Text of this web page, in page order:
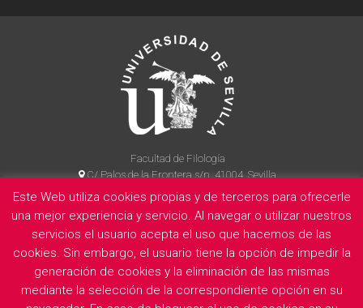
Facultad de Filología
C/ Palos de la Frontera s/n, 41004, Sevilla
954 55 14 90
La Facultad Información legal Politica de privacidad Cookies
E
Este Web utiliza cookies propias y de terceros para ofrecerle
una mejor experiencia y servicio. Al navegar o utilizar nuestros
servicios el usuario acepta el uso que hacemos de las
cookies. Sin embargo, el usuario tiene la opción de impedir la
generación de cookies y la eliminación de las mismas
mediante la selección de la correspondiente opción en su